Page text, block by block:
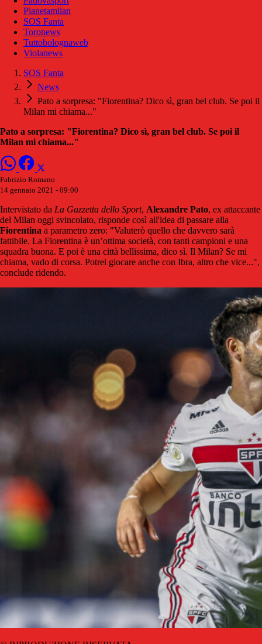
Pianetamilan
SOS Fanta
Toronews
Tuttobolognaweb
Violanews
SOS Fanta
News
Pato a sorpresa: "Fiorentina? Dico sì, gran bel club. Se poi il
Milan mi chiama..."
Pato a sorpresa: "Fiorentina? Dico sì, gran bel club. Se poi il
Milan mi chiama..."
Fabrizio Romano
14 gennaio 2021 - 09:00
Intervistato da La Gazzetta dello Sport, Alexandre Pato, ex attaccante
del Milan oggi svincolato, risponde così all'idea di passare alla
Fiorentina a parametro zero: "Valuterò quello che davvero sarà
fattibile. La Fiorentina è un’ottima società, con tanti campioni e una
squadra buona. E poi è una città bellissima, dico sì. Il Milan? Se mi
chiama, vado di corsa. Potrei giocare anche con Ibra, altro che vice...",
conclude ridendo.